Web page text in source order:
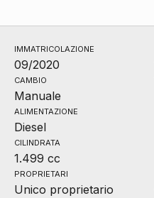
IMMATRICOLAZIONE
09/2020
CAMBIO
Manuale
ALIMENTAZIONE
Diesel
CILINDRATA
1.499 cc
PROPRIETARI
Unico proprietario